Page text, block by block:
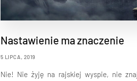
Nastawienie ma znaczenie
5 LIPCA, 2019
Nie! Nie żyję na rajskiej wyspie, nie